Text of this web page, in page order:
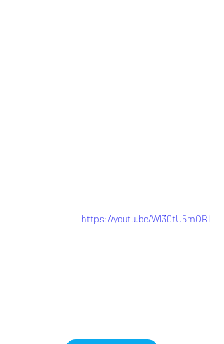
https://youtu.be/Wl30tU5mOBI